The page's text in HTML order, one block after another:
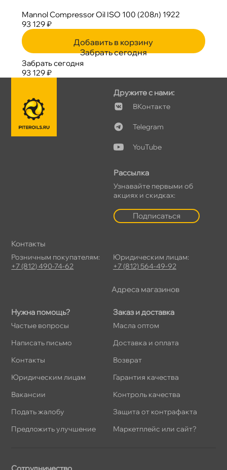
Mannol Compressor Oil ISO 100 (208л) 1922
93 129 ₽
Добавить в корзину
Забрать сегодня
Забрать сегодня
93 129 ₽
Нужна помощь?
Частые вопросы
Написать письмо
Контакты
Юридическим лицам
акансии
Подать жалобу
Предложить улучшение
Заказ и доставка
Масла оптом
Доставка и оплата
озврат
Гарантия качества
Контроль качества
Защита от контрафакта
Маркетплейс или сайт?
Дружите с нами:
Контакте
Telegram
YouTube
Рассылка
Узнавайте первыми о
акциях и скидках:
Подписаться
Сотрудничество
Контакты
Розничным покупателям:
+7 (812) 490-74-62
Юридическим лицам:
+7 (812) 564-49-92
Адреса магазино